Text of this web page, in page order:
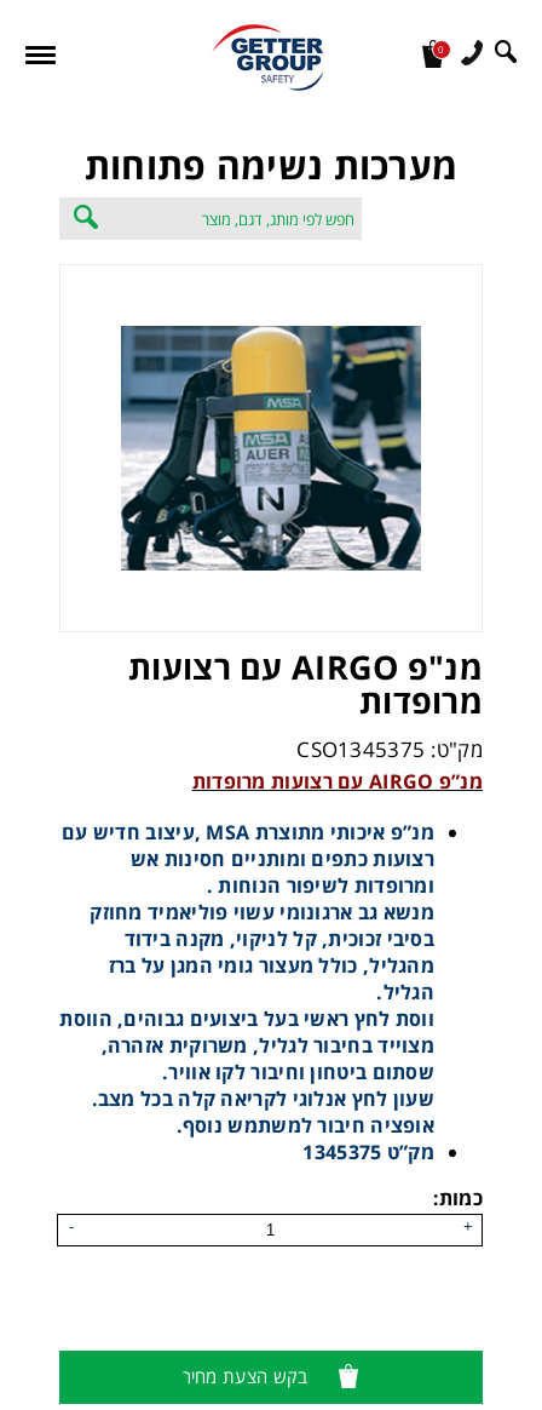
0
מערכות נשימה פתוחות
מנ"פ AIRGO עם רצועות
מרופדות
מק"ט: CSO1345375
מנ”פ AIRGO עם רצועות מרופדות
מנ”פ איכותי מתוצרת MSA ,עיצוב חדיש עם
רצועות כתפים ומותניים חסינות אש
ומרופדות לשיפור הנוחות .
מנשא גב ארגונומי עשוי פוליאמיד מחוזק
בסיבי זכוכית, קל לניקוי, מקנה בידוד
מהגליל, כולל מעצור גומי המגן על ברז
הגליל.
ווסת לחץ ראשי בעל ביצועים גבוהים, הווסת
מצוייד בחיבור לגליל, משרוקית אזהרה,
שסתום ביטחון וחיבור לקו אוויר.
שעון לחץ אנלוגי לקריאה קלה בכל מצב.
אופציה חיבור למשתמש נוסף.
מק”ט 1345375
כמות:
+
-
בקש הצעת מחיר